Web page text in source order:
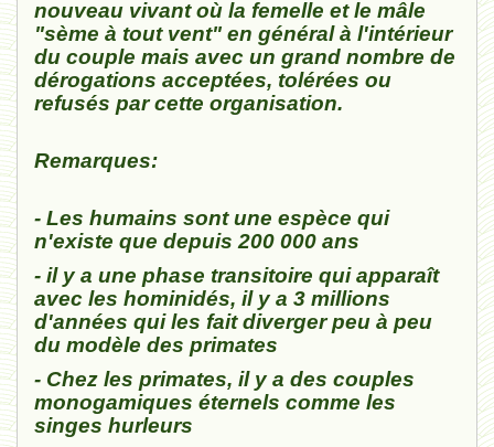
nouveau vivant où la femelle et le mâle
"sème à tout vent" en général à l'intérieur
du couple mais avec un grand nombre de
dérogations acceptées, tolérées ou
refusés par cette organisation.
Remarques:
- Les humains sont une espèce qui
n'existe que depuis 200 000 ans
- il y a une phase transitoire qui apparaît
avec les hominidés, il y a 3 millions
d'années qui les fait diverger peu à peu
du modèle des primates
- Chez les primates, il y a des couples
monogamiques éternels comme les
singes hurleurs